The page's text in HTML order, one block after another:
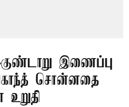
குண்டாறு இணைப்பு
சொன்னதை